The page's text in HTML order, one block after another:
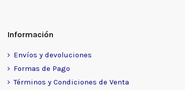
Información
Envíos y devoluciones
Formas de Pago
Términos y Condiciones de Venta